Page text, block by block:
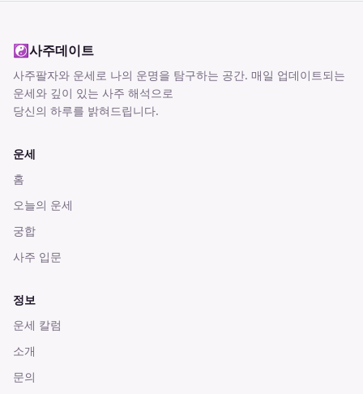
☯사주데이트
사주팔자와 운세로 나의 운명을 탐구하는 공간. 매일 업데이트되는
운세와 깊이 있는 사주 해석으로
당신의 하루를 밝혀드립니다.
운세
홈
오늘의 운세
궁합
사주 입문
정보
운세 칼럼
소개
문의